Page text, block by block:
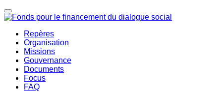
Repères
Organisation
Missions
Gouvernance
Documents
Focus
FAQ